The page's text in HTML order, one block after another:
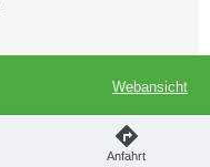
Webansicht
Anfahrt